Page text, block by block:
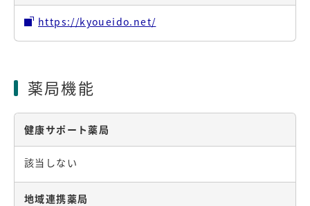
https://kyoueido.net/
薬局機能
健康サポート薬局
該当しない
地域連携薬局